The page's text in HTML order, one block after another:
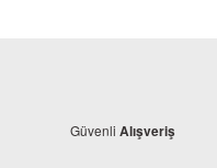
Güvenli Alışveriş